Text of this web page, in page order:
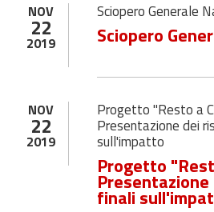
NOV
22
2019
Sciopero Generale
Sciopero
NOV
22
2019
Progetto "Resto a
Presentazione dei
sull'impatto
Progetto
finali